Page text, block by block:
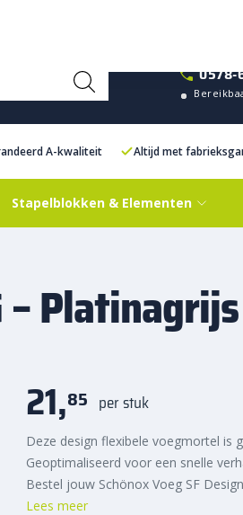
0578-
A-kwaliteit Altijd met
Stapelblokken & Elementen
– Platinagrijs
21,85 per stuk
Deze design flexibele voegmortel is
Geoptimaliseerd voor een snelle
Bestel jouw Schönox Voeg SF
Lees meer